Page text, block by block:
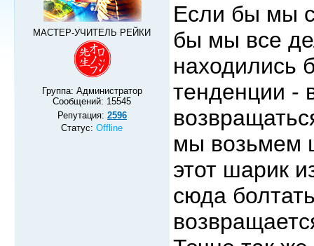
МАСТЕР-УЧИТЕЛЬ РЕЙКИ
Группа: Администратор
Сообщений: 15545
Репутация: 2596
Статус:Offline
Если бы мы
бы мы все
находились
тенденции -
мы возьмем
этот шарик
сюда